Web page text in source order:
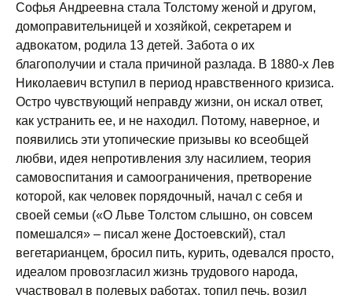
Софья Андреевна стала Толстому женой и другом,
домоправительницей и хозяйкой, секретарем и
адвокатом, родила 13 детей. Забота о их
благополучии и стала причиной разлада. В 1880-х Лев
Николаевич вступил в период нравственного кризиса.
Остро чувствующий неправду жизни, он искал ответ,
как устранить ее, и не находил. Потому, наверное, и
появились эти утопические призывы ко всеобщей
любви, идея непротивления злу насилием, теория
самовоспитания и самоограничения, претворение
которой, как человек порядочный, начал с себя и
своей семьи («О Льве Толстом слышно, он совсем
помешался» – писал жене Достоевский), стал
вегетарианцем, бросил пить, курить, одевался просто,
идеалом провозгласил жизнь трудового народа,
участвовал в полевых работах, топил печь, возил